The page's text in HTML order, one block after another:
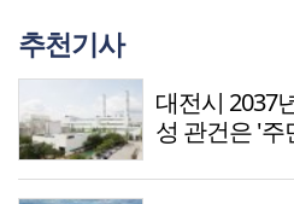
추천기사
대전시 2037
성 관건은 '주